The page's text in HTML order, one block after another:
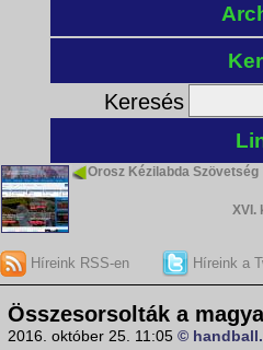
Keresés
Orosz Kézilabda Szövetség
XVI.
Híreink RSS-en Híreink a
Összesorsolták a
2016. október 25. 11:05 ©